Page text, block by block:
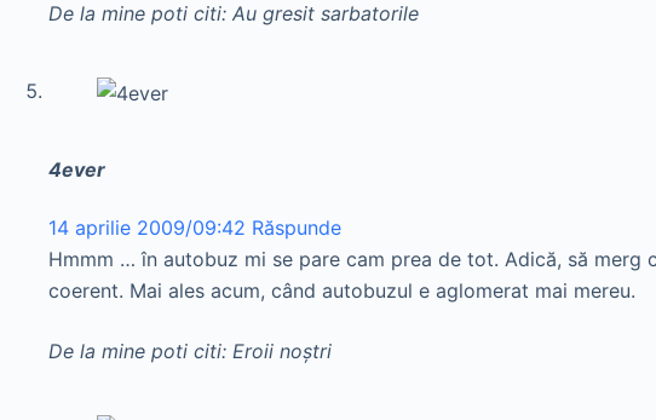
De la mine poti citi: Au gresit sarbatorile
4ever
14 aprilie 2009/09:42 Răspunde
Hmmm … în autobuz mi se pare cam prea de tot. Adică, să
coerent. Mai ales acum, când autobuzul e aglomerat mai mereu.
De la mine poti citi: Eroii noştri